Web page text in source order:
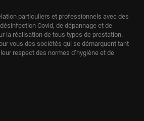
particuliers et professionnels avec des
Covid, de dépannage et de
la réalisation de tous types de prestation.
vous des sociétés qui se démarquent tant
respect des normes d’hygiène et de